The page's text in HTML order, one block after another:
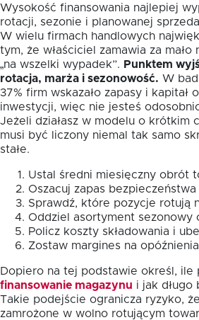
Wysokość finansowania najlepiej
rotacji, sezonie i planowanej
W wielu firmach handlowych
tym, że właściciel zamawia za
„na wszelki wypadek”. Punktem
rotacja, marża i sezonowość. W
37% firm wskazało zapasy i kapitał
inwestycji, więc nie jesteś
Jeżeli działasz w modelu o krótkim
musi być liczony niemal tak samo
stałe.
Ustal średni miesięczny obrót
Oszacuj zapas bezpieczeństwa
Sprawdź, które pozycje rotują
Oddziel asortyment sezonowy
Policz koszty składowania i
Zostaw margines na
Dopiero na tej podstawie określ, ile
finansowanie magazynu i jak długo
Takie podejście ogranicza ryzyko,
zamrożone w wolno rotującym